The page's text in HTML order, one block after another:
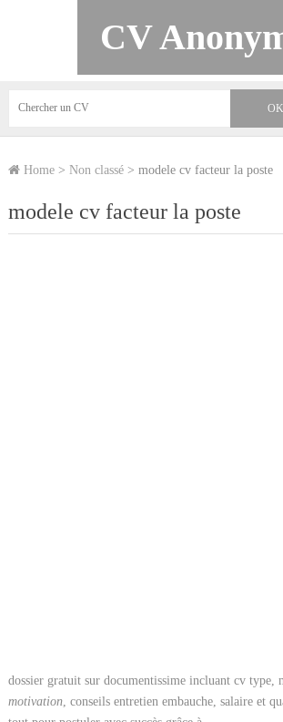
CV
Home> Non classé> modele cv facteur la poste
modele cv facteur la poste
dossier gratuit sur documentissime incluant cv type,
motivation, conseils entretien embauche, salaire et